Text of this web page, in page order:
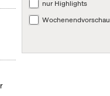
nur Highlights
Wochenendvorschau